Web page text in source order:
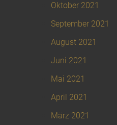
Oktober 2021
September 2021
August 2021
Juni 2021
Mai 2021
April 2021
März 2021